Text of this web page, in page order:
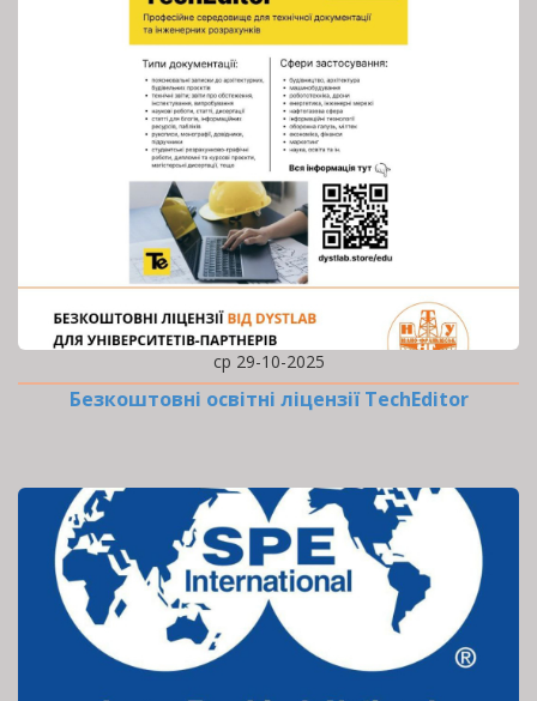
ср 29-10-2025
Безкоштовні освітні ліцензії TechEditor